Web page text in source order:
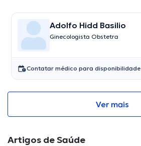
Adolfo Hidd Basilio
Ginecologista Obstetra
Contatar médico para disponibilidade
Ver mais
Artigos de Saúde